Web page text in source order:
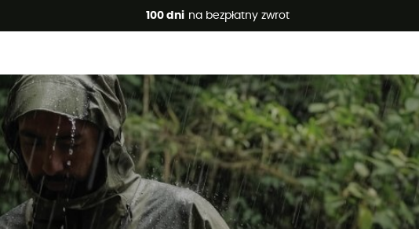
100 dni na bezpłatny zwrot
Letnie promocje 🔥 -5% DODATKOWO przy zakupie 2 produktów*, kod Summer5